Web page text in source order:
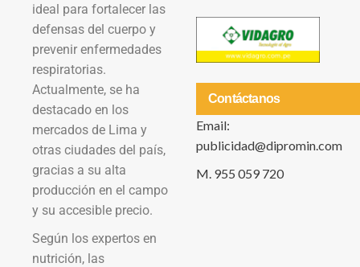
ideal para fortalecer las
defensas del cuerpo y
prevenir enfermedades
respiratorias.
Actualmente, se ha
destacado en los
mercados de Lima y
otras ciudades del país,
gracias a su alta
producción en el campo
y su accesible precio.
Según los expertos en
nutrición, las
Contáctanos
Email:
publicidad@dipromin.com
M. 955 059 720